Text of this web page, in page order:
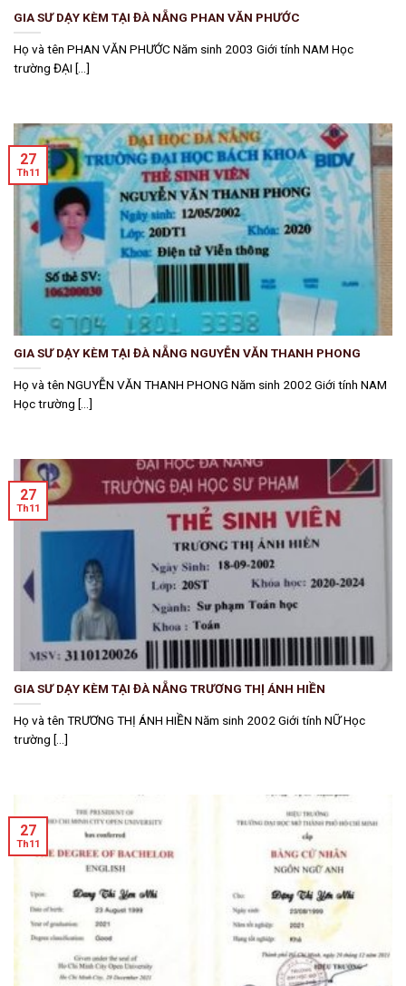
GIA SƯ DẠY KÈM TẠI ĐÀ NẴNG PHAN VĂN PHƯỚC
Họ và tên PHAN VĂN PHƯỚC Năm sinh 2003 Giới tính NAM Học
trường ĐẠI [...]
GIA SƯ DẠY KÈM TẠI ĐÀ NẴNG NGUYỄN VĂN THANH PHONG
Họ và tên NGUYỄN VĂN THANH PHONG Năm sinh 2002 Giới tính NAM
Học trường [...]
27
Th11
GIA SƯ DẠY KÈM TẠI ĐÀ NẴNG TRƯƠNG THỊ ÁNH HIỀN
Họ và tên TRƯƠNG THỊ ÁNH HIỀN Năm sinh 2002 Giới tính NỮ Học
trường [...]
27
Th11
27
Th11